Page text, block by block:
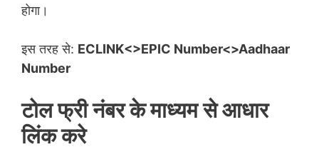
होगा।
इस तरह से: ECLINK<>EPIC Number<>Aadhaar
Number
टोल फ्री नंबर के माध्यम से आधार
लिंक करे